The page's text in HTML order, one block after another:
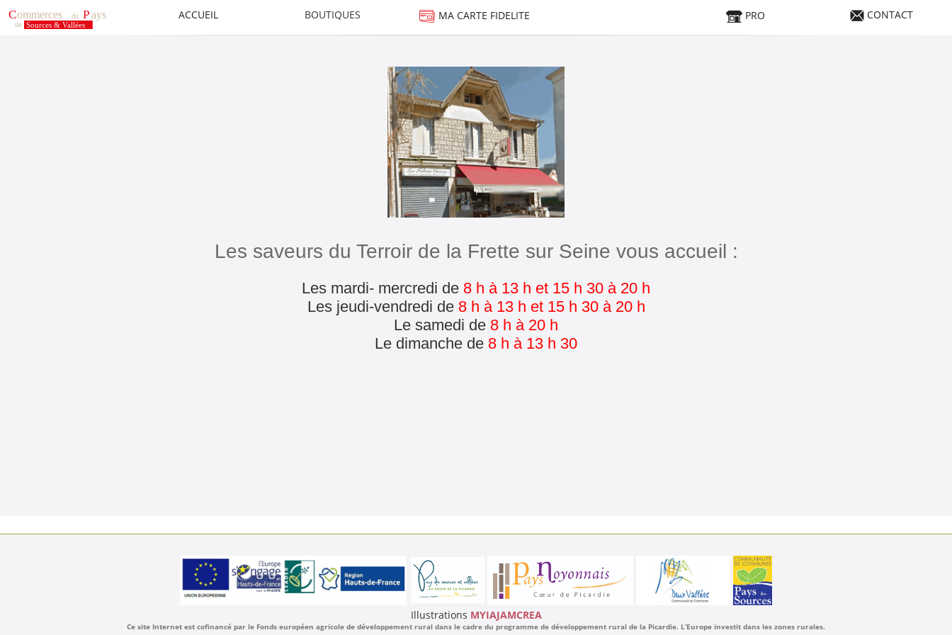
ACCUEIL BOUTIQUES MA CARTE FIDELITE PRO CONTACT
Les saveurs du Terroir de la Frette sur Seine vous accueil :
Les ​mardi- mercredi de 8 h à 13 h et 15 h 30 à 20 h
Les ​jeudi-vendredi de 8 h à 13 h et 15 h 30 à 20 h
Le samedi de 8 h à 20 h
Le dimanche de 8 h à 13 h 30
Illustrations MYIAJAMCREA
Ce site Internet est cofinancé par le Fonds européen agricole de développement rural dans le cadre du programme de développement rural de la Picardie. L’Europe investit dans les zones rurales.